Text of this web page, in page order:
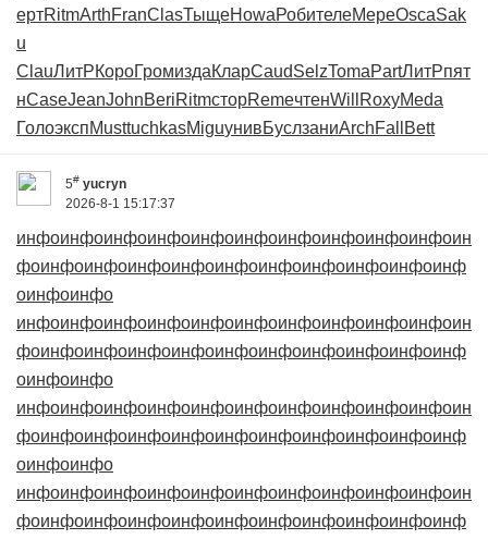
ертRitmArthFranClasТыщеHowaРобителеМереOscaSak
u
ClauЛитРКороГромиздаКларCaudSelzTomaPartЛитРпят
нCaseJeanJohnBeriRitmсторRemeчтенWill RoxyMeda
ГолоэкспMusttuchkasMiguунивБуслзаниArchFall Bett
5# yucryn
2026-8-1 15:17:37
инфоинфоинфоинфоинфоинфоинфоинфоинфоинфоин
фоинфоинфоинфоинфоинфоинфоинфоинфоинфоинф
оинфоинфо
инфоинфоинфоинфоинфоинфоинфоинфоинфоинфоин
фоинфоинфоинфоинфоинфоинфоинфоинфоинфоинф
оинфоинфо
инфоинфоинфоинфоинфоинфоинфоинфоинфоинфоин
фоинфоинфоинфоинфоинфоинфоинфоинфоинфоинф
оинфоинфо
инфоинфоинфоинфоинфоинфоинфоинфоинфоинфоин
фоинфоинфоинфоинфоинфоинфоинфоинфоинфоинф